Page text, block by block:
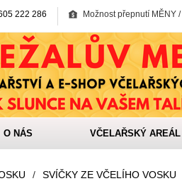
222 286 Možnost přepnutí MĚNY
O NÁS VČELAŘSKÝ AREÁL
/ SVÍČKY ZE VČELÍHO VOSKU